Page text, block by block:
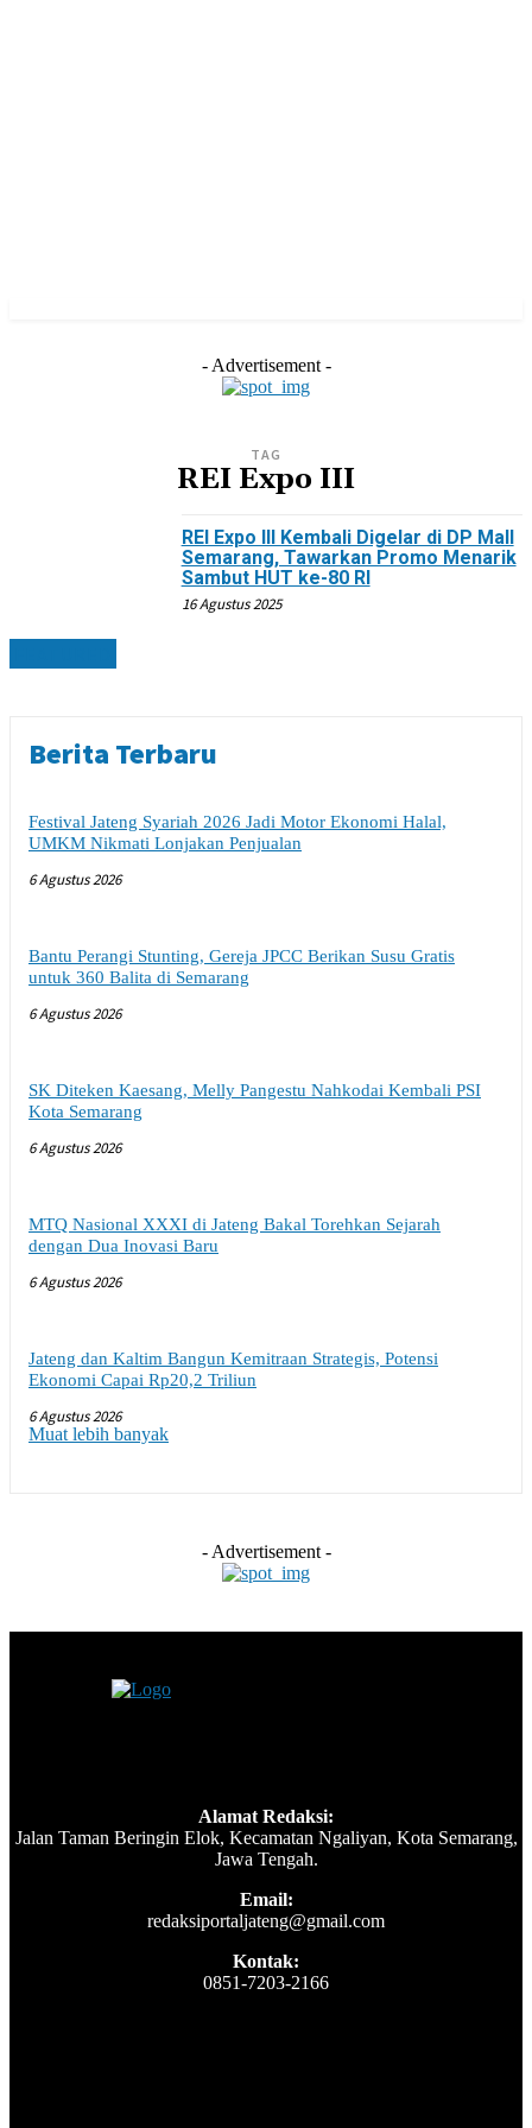
- Advertisement -
TAG
REI Expo III
REI Expo III Kembali Digelar di DP Mall
Semarang, Tawarkan Promo Menarik
Sambut HUT ke-80 RI
16 Agustus 2025
Berita Terbaru
Festival Jateng Syariah 2026 Jadi Motor Ekonomi Halal,
UMKM Nikmati Lonjakan Penjualan
6 Agustus 2026
Bantu Perangi Stunting, Gereja JPCC Berikan Susu Gratis
untuk 360 Balita di Semarang
6 Agustus 2026
SK Diteken Kaesang, Melly Pangestu Nahkodai Kembali PSI
Kota Semarang
6 Agustus 2026
MTQ Nasional XXXI di Jateng Bakal Torehkan Sejarah
dengan Dua Inovasi Baru
6 Agustus 2026
Jateng dan Kaltim Bangun Kemitraan Strategis, Potensi
Ekonomi Capai Rp20,2 Triliun
6 Agustus 2026
Muat lebih banyak
- Advertisement -
Alamat Redaksi:
Jalan Taman Beringin Elok, Kecamatan Ngaliyan, Kota Semarang,
Jawa Tengah.
Email:
redaksiportaljateng@gmail.com
Kontak:
0851-7203-2166